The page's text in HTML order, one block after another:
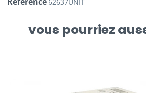
62637UNIT
vous pourriez